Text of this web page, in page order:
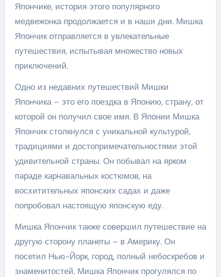
Япончике, история этого популярного
медвежонка продолжается и в наши дни. Мишка
Япончик отправляется в увлекательные
путешествия, испытывая множество новых
приключений.
Одно из недавних путешествий Мишки
Япончика – это его поездка в Японию, страну, от
которой он получил свое имя. В Японии Мишка
Япончик столкнулся с уникальной культурой,
традициями и достопримечательностями этой
удивительной страны. Он побывал на ярком
параде карнавальных костюмов, на
восхитительных японских садах и даже
попробовал настоящую японскую еду.
Мишка Япончик также совершил путешествие на
другую сторону планеты – в Америку. Он
посетил Нью-Йорк, город, полный небоскребов и
знаменитостей. Мишка Япончик прогулялся по